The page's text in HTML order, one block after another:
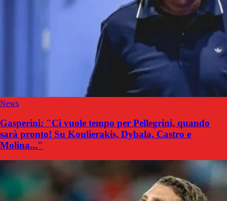
News
Gasperini: "Ci vuole tempo per Pellegrini, quando
sarà pronto! Su Koulierakis, Dybala, Castro e
Molina..."